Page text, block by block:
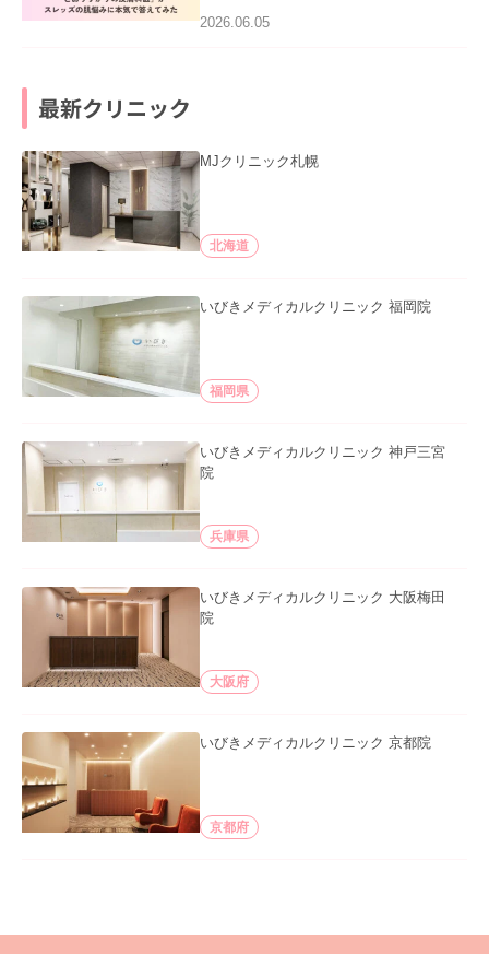
2026.06.05
最新クリニック
MJクリニック札幌
北海道
いびきメディカルクリニック 福岡院
福岡県
いびきメディカルクリニック 神戸三宮
院
兵庫県
いびきメディカルクリニック 大阪梅田
院
大阪府
いびきメディカルクリニック 京都院
京都府